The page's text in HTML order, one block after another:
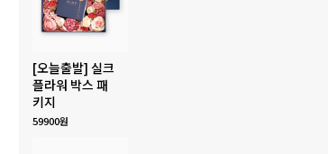
[오늘출발] 실크
플라워 박스 패
키지
59900원